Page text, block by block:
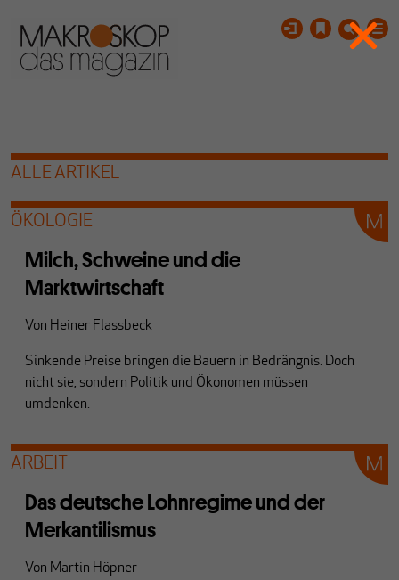
ALLE ARTIKEL
ÖKOLOGIE
Milch, Schweine und die
Marktwirtschaft
Von Heiner Flassbeck
Sinkende Preise bringen die Bauern in Bedrängnis. Doch
nicht sie, sondern Politik und Ökonomen müssen
umdenken.
ARBEIT
Das deutsche Lohnregime und der
Merkantilismus
Von Martin Höpner